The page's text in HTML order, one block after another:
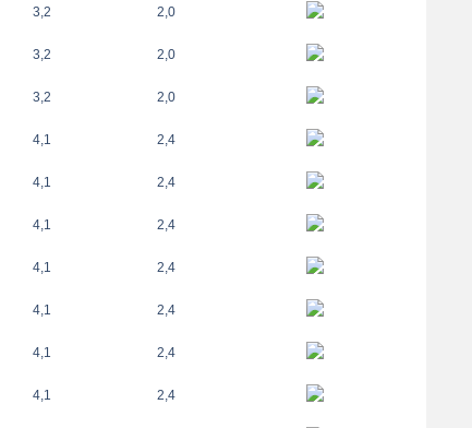
3,2 2,0
3,2 2,0
3,2 2,0
4,1 2,4
4,1 2,4
4,1 2,4
4,1 2,4
4,1 2,4
4,1 2,4
4,1 2,4